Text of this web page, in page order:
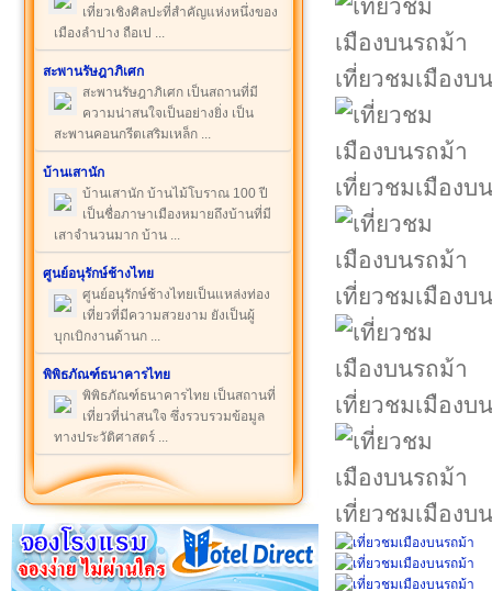
เที่ยวเชิงศิลปะที่สำคัญแห่งหนึ่งของ
เมืองลำปาง ถือเป ...
สะพานรัษฎาภิเศก
สะพานรัษฎาภิเศก เป็นสถานที่มี
ความน่าสนใจเป็นอย่างยิ่ง เป็น
สะพานคอนกรีตเสริมเหล็ก ...
บ้านเสานัก
บ้านเสานัก บ้านไม้โบราณ 100 ปี
เป็นชื่อภาษาเมืองหมายถึงบ้านที่มี
เสาจำนวนมาก บ้าน ...
ศูนย์อนุรักษ์ช้างไทย
ศูนย์อนุรักษ์ช้างไทยเป็นแหล่งท่อง
เที่ยวที่มีความสวยงาม ยังเป็นผู้
บุกเบิกงานด้านก ...
พิพิธภัณฑ์ธนาคารไทย
พิพิธภัณฑ์ธนาคารไทย เป็นสถานที่
เที่ยวที่น่าสนใจ ซึ่งรวบรวมข้อมูล
ทางประวัติศาสตร์ ...
เที่ยวชมเมืองบ
เที่ยวชมเมืองบ
เที่ยวชมเมืองบ
เที่ยวชมเมืองบ
เที่ยวชมเมืองบ